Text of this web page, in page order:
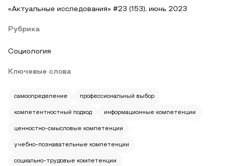
«Актуальные исследования» #23 (153), июнь 2023
Рубрика
Социология
Ключевые слова
самоопределение профессиональный выбор
компетентностный подход информационные компетенции
ценностно-смысловые компетенции
учебно-познавательные компетенции
социально-трудовые компетенции